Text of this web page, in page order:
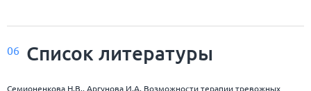
06 Список литературы
Семионенкова Н.В., Аргунова И.А. Возможности терапии тревожных